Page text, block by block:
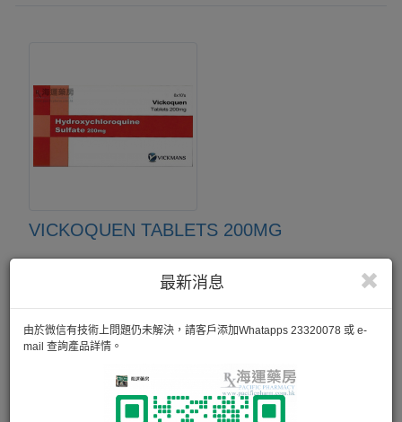
最新消息
由於微信有技術上問題仍未解決，請客戶添加Whatapps 23320078 或 e-
mail 查詢產品詳情。
VICKOQUEN TABLETS 200MG